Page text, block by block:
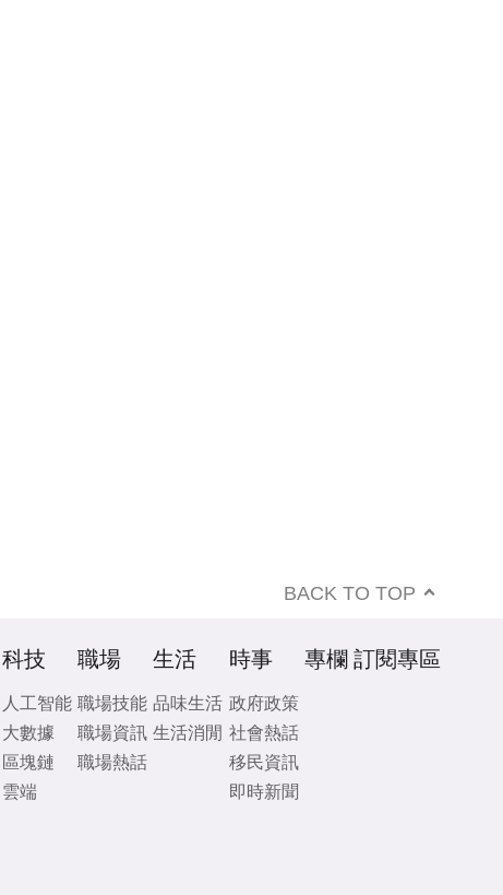
BACK TO TOP
科技
人工智能
大數據
區塊鏈
雲端
職場
職場技能
職場資訊
職場熱話
生活
品味生活
生活消閒
時事
政府政策
社會熱話
移民資訊
即時新聞
專欄 訂閱專區